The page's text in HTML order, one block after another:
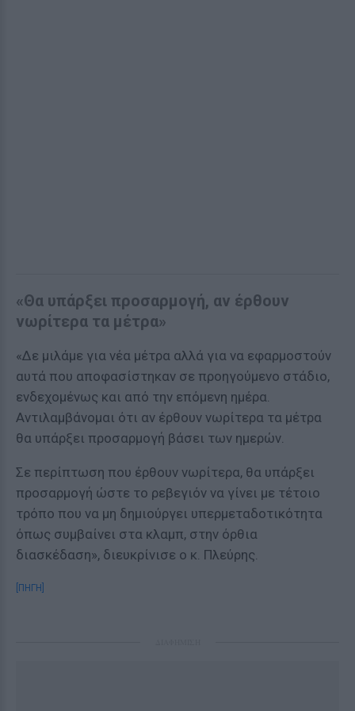
«Θα υπάρξει προσαρμογή, αν έρθουν
νωρίτερα τα μέτρα»
«Δε μιλάμε για νέα μέτρα αλλά για να εφαρμοστούν
αυτά που αποφασίστηκαν σε προηγούμενο στάδιο,
ενδεχομένως και από την επόμενη ημέρα.
Αντιλαμβάνομαι ότι αν έρθουν νωρίτερα τα μέτρα
θα υπάρξει προσαρμογή βάσει των ημερών.
Σε περίπτωση που έρθουν νωρίτερα, θα υπάρξει
προσαρμογή ώστε το ρεβεγιόν να γίνει με τέτοιο
τρόπο που να μη δημιούργει υπερμεταδοτικότητα
όπως συμβαίνει στα κλαμπ, στην όρθια
διασκέδαση», διευκρίνισε ο κ. Πλεύρης.
[ΠΗΓΗ]